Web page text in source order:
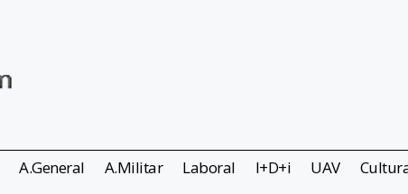
A.General A.Militar Laboral I+D+i UAV